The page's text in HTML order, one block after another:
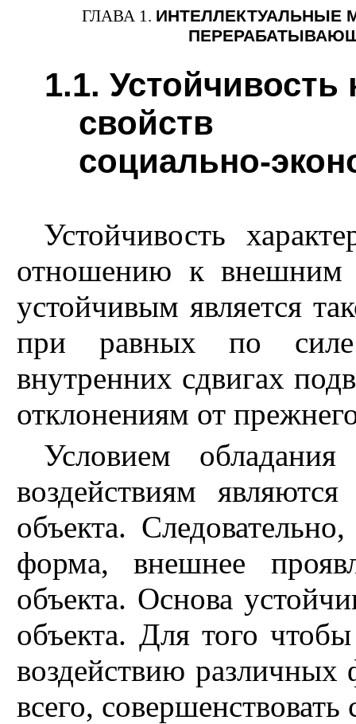
ГЛАВА 1. ИНТЕЛЛЕКТУАЛЬНЫЕ
1.1.
свойств
социально-
Устойчивость
отношению к внешним
устойчивым является
при равных по силе
внутренних сдвигах
отклонениям от
Условием
воздействиям
объекта.
форма, внешнее
объекта. Основа
объекта. Для того
воздействию различных
всего,